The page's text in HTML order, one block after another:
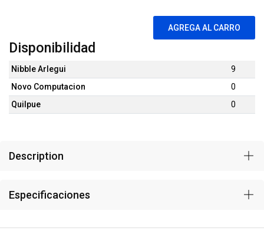
AGREGA AL CARRO
Disponibilidad
Nibble Arlegui
9
Novo Computacion
0
Quilpue
0
Description
Especificaciones